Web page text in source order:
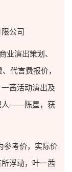
公司
演出策划、
、代言费报价，
茜活动演出及
人——陈星，获
考价，实际价
浮动，叶一茜